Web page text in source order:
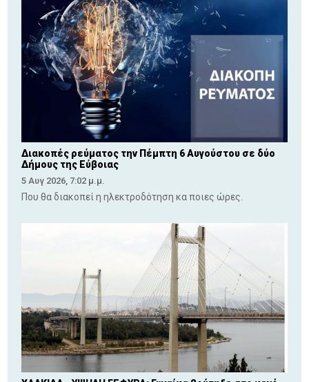
Διακοπές ρεύματος την Πέμπτη 6 Αυγούστου σε δύο
Δήμους της Εύβοιας
5 Αυγ 2026, 7:02 μ.μ.
Που θα διακοπεί η ηλεκτροδότηση κα ποιες ώρες.